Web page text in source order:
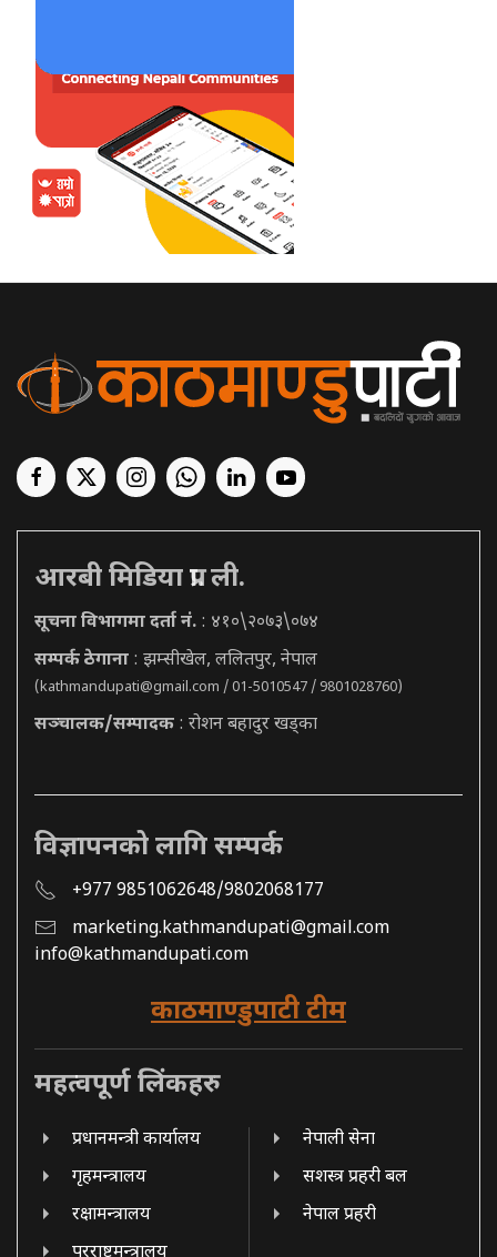
आरबी मिडिया प्रा. ली.
सूचना विभागमा दर्ता नं. : ४१०\२०७३\०७४
सम्पर्क ठेगाना : झम्सीखेल, ललितपुर, नेपाल
(kathmandupati@gmail.com / 01-5010547 / 9801028760)
सञ्चालक/सम्पादक : रोशन बहादुर खड्का
विज्ञापनको लागि सम्पर्क
+977 9851062648/9802068177
marketing.kathmandupati@gmail.com
info@kathmandupati.com
काठमाण्डुपाटी टीम
महत्वपूर्ण लिंकहरु
प्रधानमन्त्री कार्यालय
गृहमन्त्रालय
रक्षामन्त्रालय
नेपाली सेना
सशस्त्र प्रहरी बल
नेपाल प्रहरी